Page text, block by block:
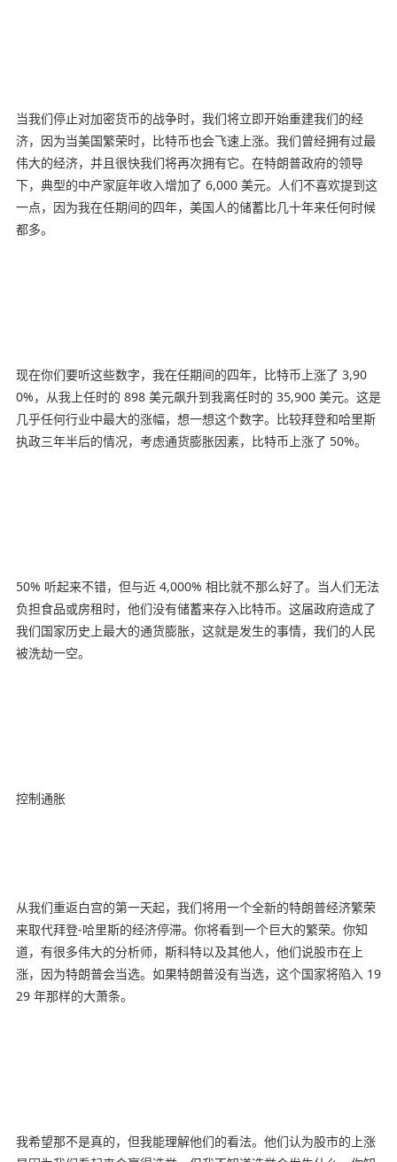
当我们停止对加密货币的战争时，我们将立即开始重建我们的经
济，因为当美国繁荣时，比特币也会飞速上涨。我们曾经拥有过最
伟大的经济，并且很快我们将再次拥有它。在特朗普政府的领导
下，典型的中产家庭年收入增加了 6,000 美元。人们不喜欢提到这
一点，因为我在任期间的四年，美国人的储蓄比几十年来任何时候
都多。
现在你们要听这些数字，我在任期间的四年，比特币上涨了 3,90
0%，从我上任时的 898 美元飙升到我离任时的 35,900 美元。这是
几乎任何行业中最大的涨幅，想一想这个数字。比较拜登和哈里斯
执政三年半后的情况，考虑通货膨胀因素，比特币上涨了 50%。
50% 听起来不错，但与近 4,000% 相比就不那么好了。当人们无法
负担食品或房租时，他们没有储蓄来存入比特币。这届政府造成了
我们国家历史上最大的通货膨胀，这就是发生的事情，我们的人民
被洗劫一空。
控制通胀
从我们重返白宫的第一天起，我们将用一个全新的特朗普经济繁荣
来取代拜登-哈里斯的经济停滞。你将看到一个巨大的繁荣。你知
道，有很多伟大的分析师，斯科特以及其他人，他们说股市在上
涨，因为特朗普会当选。如果特朗普没有当选，这个国家将陷入 19
29 年那样的大萧条。
我希望那不是真的，但我能理解他们的看法。他们认为股市的上涨